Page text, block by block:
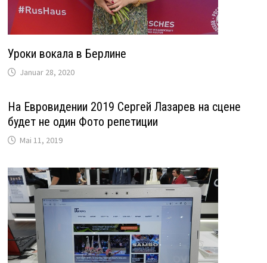
Уроки вокала в Берлине
Januar 28, 2020
На Евровидении 2019 Сергей Лазарев на сцене
будет не один Фото репетиции
Mai 11, 2019